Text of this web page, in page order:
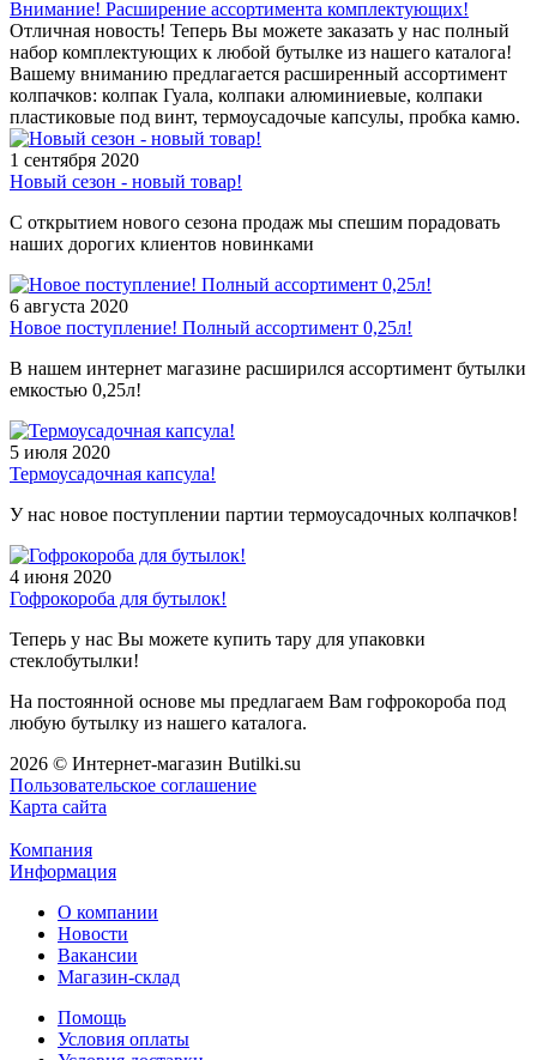
Внимание! Расширение ассортимента комплектующих!
Отличная новость! Теперь Вы можете заказать у нас полный
набор комплектующих к любой бутылке из нашего каталога!
Вашему вниманию предлагается расширенный ассортимент
колпачков: колпак Гуала, колпаки алюминиевые, колпаки
пластиковые под винт, термоусадочые капсулы, пробка камю.
1 сентября 2020
Новый сезон - новый товар!
С открытием нового сезона продаж мы спешим порадовать
наших дорогих клиентов новинками
6 августа 2020
Новое поступление! Полный ассортимент 0,25л!
В нашем интернет магазине расширился ассортимент бутылки
емкостью 0,25л!
5 июля 2020
Термоусадочная капсула!
У нас новое поступлении партии термоусадочных колпачков!
4 июня 2020
Гофрокороба для бутылок!
Теперь у нас Вы можете купить тару для упаковки
стеклобутылки!
На постоянной основе мы предлагаем Вам гофрокороба под
любую бутылку из нашего каталога.
2026 © Интернет-магазин Butilki.su
Пользовательское соглашение
Карта сайта
Компания
Информация
О компании
Новости
Вакансии
Магазин-склад
Помощь
Условия оплаты